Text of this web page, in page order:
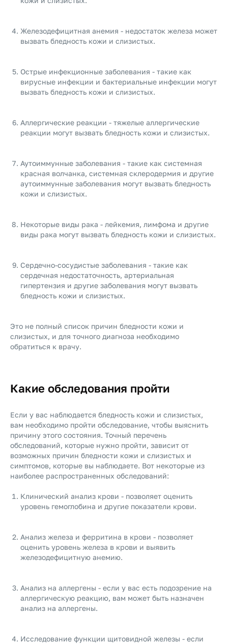
Железодефицитная анемия - недостаток железа может
вызвать бледность кожи и слизистых.
Острые инфекционные заболевания - такие как
вирусные инфекции и бактериальные инфекции могут
вызвать бледность кожи и слизистых.
Аллергические реакции - тяжелые аллергические
реакции могут вызвать бледность кожи и слизистых.
Аутоиммунные заболевания - такие как системная
красная волчанка, системная склеродермия и другие
аутоиммунные заболевания могут вызвать бледность
кожи и слизистых.
Некоторые виды рака - лейкемия, лимфома и другие
виды рака могут вызвать бледность кожи и слизистых.
Сердечно-сосудистые заболевания - такие как
сердечная недостаточность, артериальная
гипертензия и другие заболевания могут вызвать
бледность кожи и слизистых.
Это не полный список причин бледности кожи и
слизистых, и для точного диагноза необходимо
обратиться к врачу.
Какие обследования пройти
Если у вас наблюдается бледность кожи и слизистых,
вам необходимо пройти обследование, чтобы выяснить
причину этого состояния. Точный перечень
обследований, которые нужно пройти, зависит от
возможных причин бледности кожи и слизистых и
симптомов, которые вы наблюдаете. Вот некоторые из
наиболее распространенных обследований:
Клинический анализ крови - позволяет оценить
уровень гемоглобина и другие показатели крови.
Анализ железа и ферритина в крови - позволяет
оценить уровень железа в крови и выявить
железодефицитную анемию.
Анализ на аллергены - если у вас есть подозрение на
аллергическую реакцию, вам может быть назначен
анализ на аллергены.
Исследование функции щитовидной железы - если